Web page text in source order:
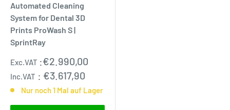
Automated Cleaning
System for Dental 3D
Prints ProWash S |
SprintRay
Sonderpreis
Exc.VAT :€2.990,00
Inc.VAT : €3.617,90
Nur noch 1 Mal auf Lager